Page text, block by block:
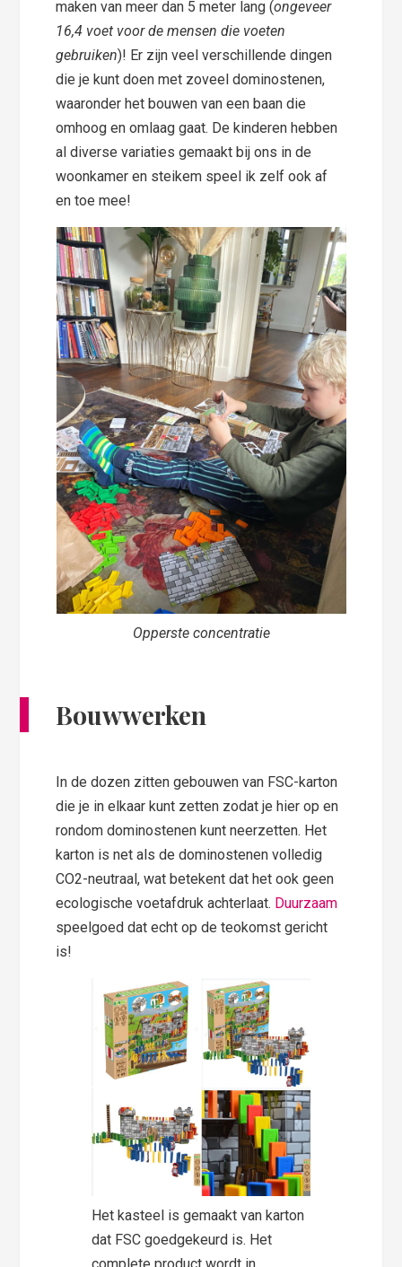
maken van meer dan 5 meter lang (ongeveer
16,4 voet voor de mensen die voeten
gebruiken)! Er zijn veel verschillende dingen
die je kunt doen met zoveel dominostenen,
waaronder het bouwen van een baan die
omhoog en omlaag gaat. De kinderen hebben
al diverse variaties gemaakt bij ons in de
woonkamer en steikem speel ik zelf ook af
en toe mee!
Opperste concentratie
Bouwwerken
In de dozen zitten gebouwen van FSC-karton
die je in elkaar kunt zetten zodat je hier op en
rondom dominostenen kunt neerzetten. Het
karton is net als de dominostenen volledig
CO2-neutraal, wat betekent dat het ook geen
ecologische voetafdruk achterlaat. Duurzaam
speelgoed dat echt op de teokomst gericht
is!
Het kasteel is gemaakt van karton
dat FSC goedgekeurd is. Het